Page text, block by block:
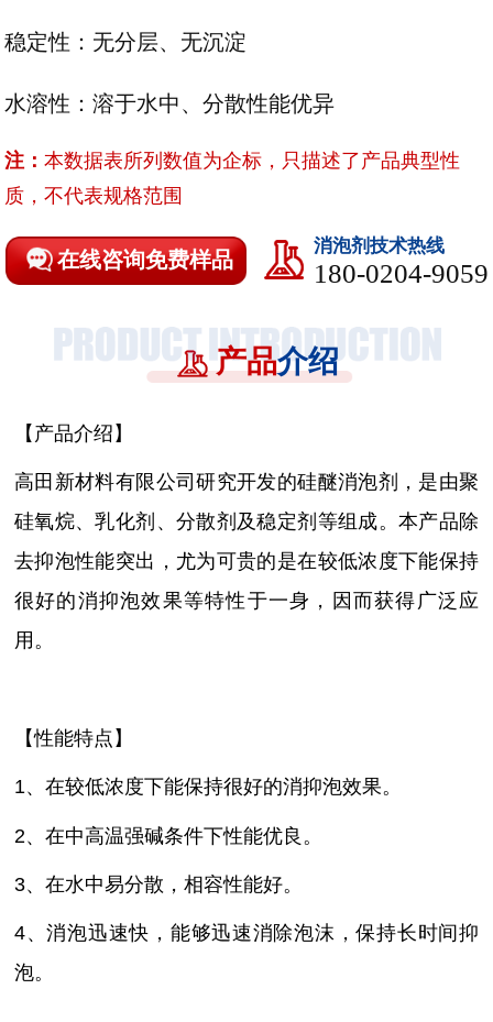
稳定性：无分层、无沉淀
水溶性：溶于水中、分散性能优异
注：本数据表所列数值为企标，只描述了产品典型性
质，不代表规格范围
在线咨询免费样品
消泡剂技术热线
180-0204-9059
产品介绍
【产品介绍】
高田新材料有限公司研究开发的硅醚消泡剂，是由聚
硅氧烷、乳化剂、分散剂及稳定剂等组成。本产品除
去抑泡性能突出，尤为可贵的是在较低浓度下能保持
很好的消抑泡效果等特性于一身，因而获得广泛应
用。
【性能特点】
1、在较低浓度下能保持很好的消抑泡效果。
2、在中高温强碱条件下性能优良。
3、在水中易分散，相容性能好。
4、消泡迅速快，能够迅速消除泡沫，保持长时间抑
泡。